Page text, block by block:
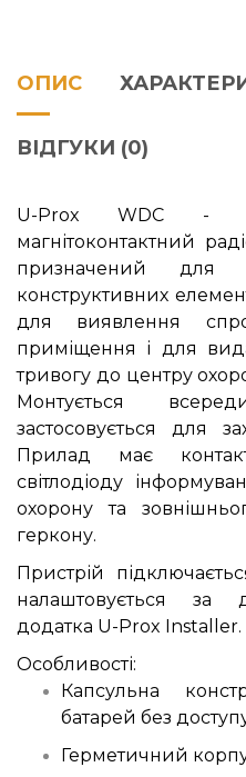
ОПИС
ВІДГУКИ (0)
U- Prox WDC -
магнітоконтактний
призначений для
конструктивних
для виявлення
приміщення і для
тривогу до центру
Монтується
застосовується для
Прилад має
світлодіоду
охорону та
геркону.
Пристрій
налаштовується за
додатка U-Prox Installer.
Особливості:
Капсульна
батарей без
Герметичний